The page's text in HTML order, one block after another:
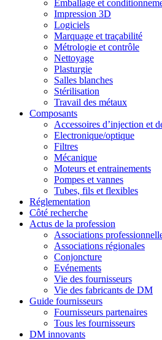
Emballage et
Impression 3D
Logiciels
Marquage et traçabilité
Métrologie et contrôle
Nettoyage
Plasturgie
Salles blanches
Stérilisation
Travail des métaux
Composants
Accessoires d’injection et
Electronique/optique
Filtres
Mécanique
Moteurs et entrainements
Pompes et vannes
Tubes, fils et flexibles
Réglementation
Côté recherche
Actus de la profession
Associations
Associations régionales
Conjoncture
Evénements
Vie des fournisseurs
Vie des fabricants de DM
Guide fournisseurs
Fournisseurs partenaires
Tous les fournisseurs
DM innovants